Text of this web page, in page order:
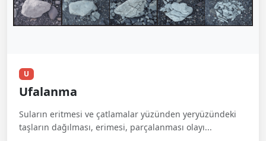
U
Ufalanma
Suların eritmesi ve çatlamalar yüzünden yeryüzündeki
taşların dağılması, erimesi, parçalanması olayı...